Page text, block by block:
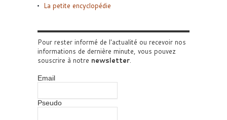
La petite encyclopédie
Pour rester informé de l'actualité ou recevoir nos
informations de dernière minute, vous pouvez
souscrire à notre newsletter.
Email
Pseudo